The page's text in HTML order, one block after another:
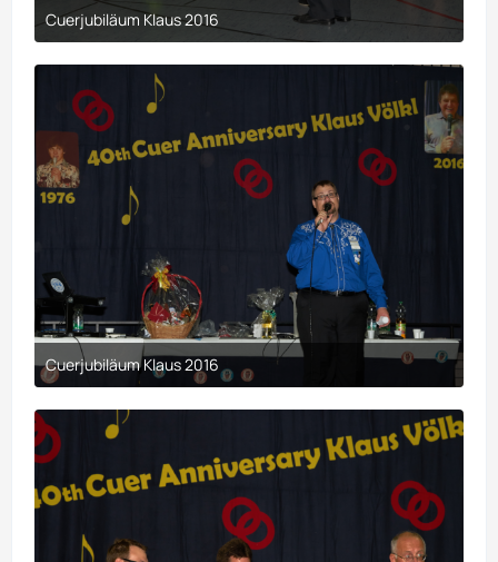
Cuerjubiläum Klaus 2016
9. April 2017 um 00:29
Cuerjubiläum Klaus 2016
9. April 2017 um 00:29